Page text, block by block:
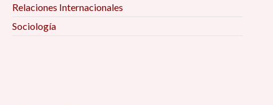
Relaciones Internacionales
Sociología